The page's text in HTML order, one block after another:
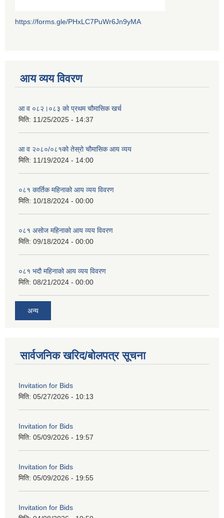
https://forms.gle/PHxLC7PuWr6Jn9yMA
आय व्यय विवरण
आ व ०८२।०८३ को प्रथम चौमासिक खर्च
मिति: 11/25/2025 - 14:37
आ व २०८०/०८१को तेस्रो चौमासिक आय व्यय
मिति: 11/19/2024 - 14:00
०८१ कार्तिक महिनाको आय व्यय विवरण
मिति: 10/18/2024 - 00:00
०८१ असोज महिनाको आय व्यय विवरण
मिति: 09/18/2024 - 00:00
०८१ भदौ महिनाको आय व्यय विवरण
मिति: 08/21/2024 - 00:00
अन्य
सार्वजनिक खरिद/बोलपत्र सूचना
Invitation for Bids
मिति: 05/27/2026 - 10:13
Invitation for Bids
मिति: 05/09/2026 - 19:57
Invitation for Bids
मिति: 05/09/2026 - 19:55
Invitation for Bids